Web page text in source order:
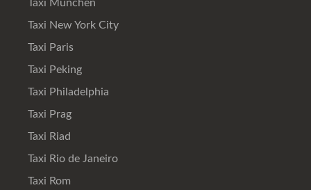
Taxi München
Taxi New York City
Taxi Paris
Taxi Peking
Taxi Philadelphia
Taxi Prag
Taxi Riad
Taxi Rio de Janeiro
Taxi Rom